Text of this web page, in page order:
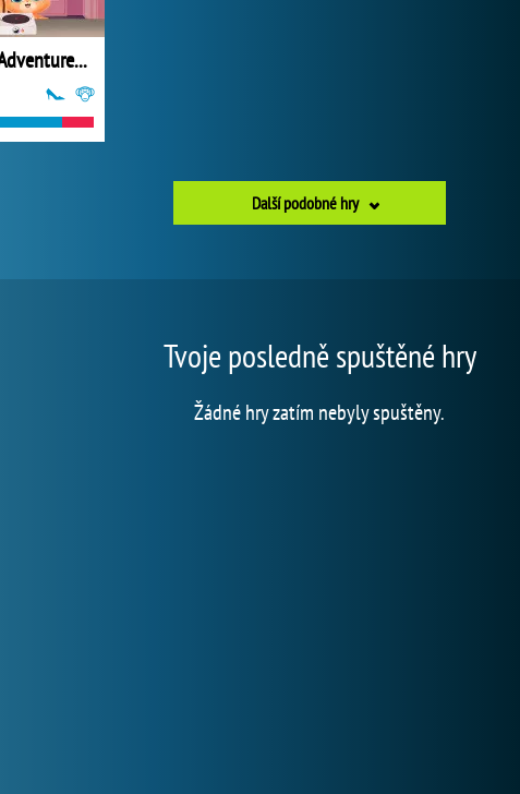
Miruna's Adventures: Meeting Maria
Další podobné hry
Tvoje posledně spuštěné hry
Žádné hry zatím nebyly spuštěny.